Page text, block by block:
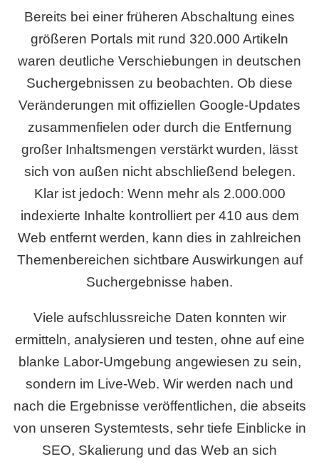
Bereits bei einer früheren Abschaltung eines
größeren Portals mit rund 320.000 Artikeln
waren deutliche Verschiebungen in deutschen
Suchergebnissen zu beobachten. Ob diese
Veränderungen mit offiziellen Google-Updates
zusammenfielen oder durch die Entfernung
großer Inhaltsmengen verstärkt wurden, lässt
sich von außen nicht abschließend belegen.
Klar ist jedoch: Wenn mehr als 2.000.000
indexierte Inhalte kontrolliert per 410 aus dem
Web entfernt werden, kann dies in zahlreichen
Themenbereichen sichtbare Auswirkungen auf
Suchergebnisse haben.
Viele aufschlussreiche Daten konnten wir
ermitteln, analysieren und testen, ohne auf eine
blanke Labor-Umgebung angewiesen zu sein,
sondern im Live-Web. Wir werden nach und
nach die Ergebnisse veröffentlichen, die abseits
von unseren Systemtests, sehr tiefe Einblicke in
SEO, Skalierung und das Web an sich